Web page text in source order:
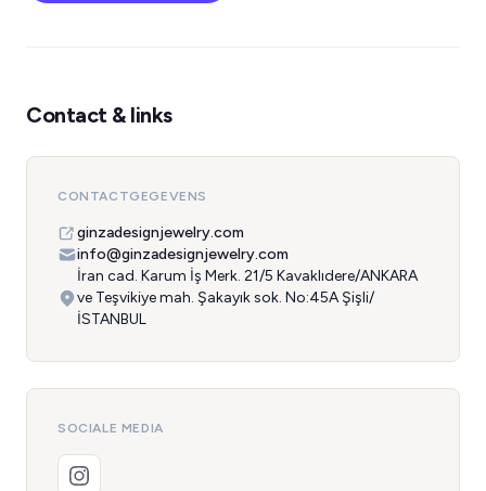
Contact & links
CONTACTGEGEVENS
ginzadesignjewelry.com
info@ginzadesignjewelry.com
İran cad. Karum İş Merk. 21/5 Kavaklıdere/ANKARA
ve Teşvikiye mah. Şakayık sok. No:45A Şişli/
İSTANBUL
SOCIALE MEDIA